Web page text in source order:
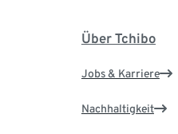
Über Tchibo
Jobs & Karriere
Nachhaltigkeit